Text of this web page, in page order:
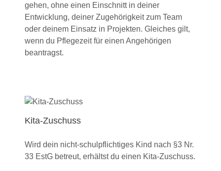
gehen, ohne einen Einschnitt in deiner
Entwicklung, deiner Zugehörigkeit zum Team
oder deinem Einsatz in Projekten. Gleiches gilt,
wenn du Pflegezeit für einen Angehörigen
beantragst.
Kita-Zuschuss
Wird dein nicht-schulpflichtiges Kind nach §3 Nr.
33 EstG betreut, erhältst du einen Kita-Zuschuss.